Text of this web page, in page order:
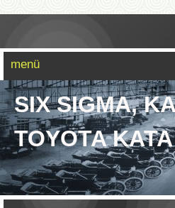
LEAN SIX
SIX SIGMA,
TOYOTA
menü